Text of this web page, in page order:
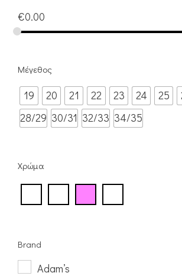
€0.00
Μέγεθος
19 20 21 22 23 24 25
28/29 30/31 32/33 34/35
Χρώμα
Brand
Adam’s